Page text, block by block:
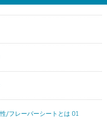
/フレーバーシートとは 01